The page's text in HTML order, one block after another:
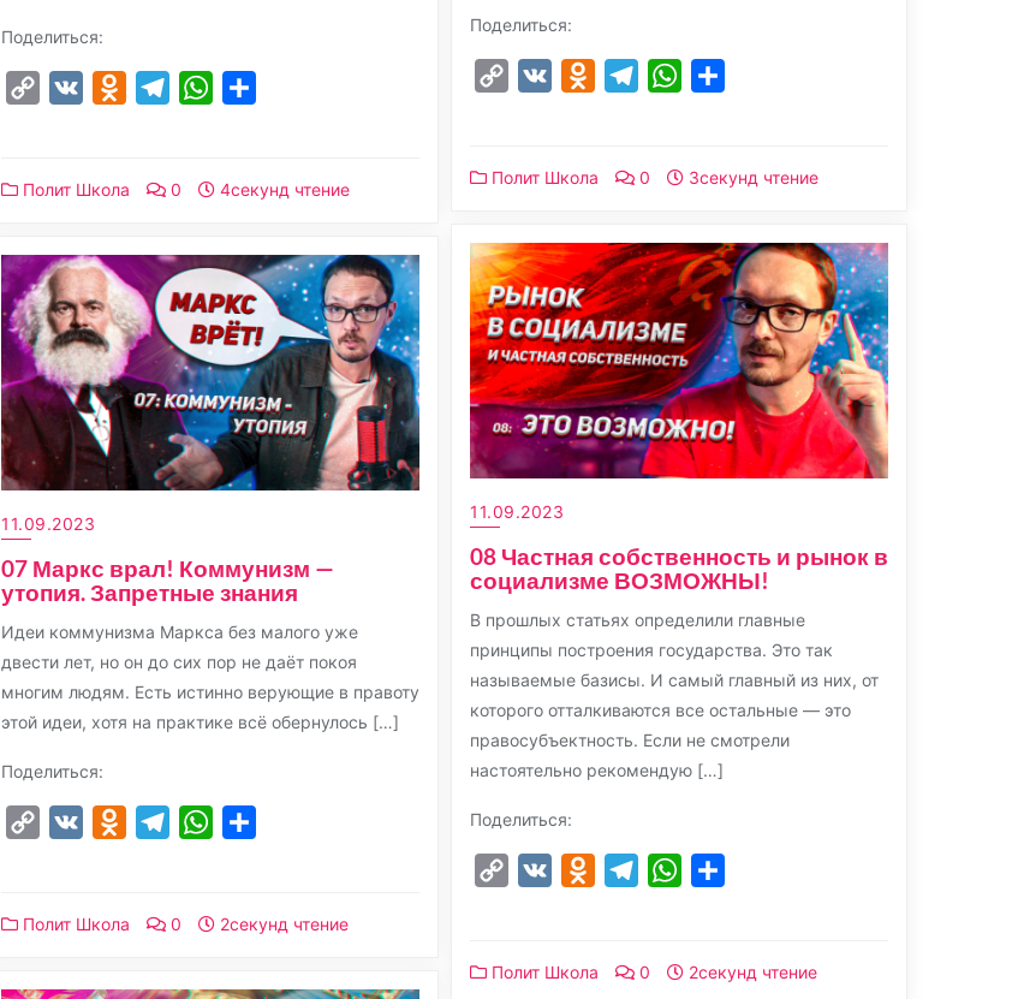
Поделиться:
Copy
VK Odnoklassniki
TelegramWhatsApp
Полит Школа 0 4секунд чтение
Поделиться:
Copy
VK Odnoklassniki
TelegramWhatsApp
Полит Школа 0 3секунд чтение
11.09.2023
08 Частная собственность и рынок в
социализме ВОЗМОЖНЫ!
В прошлых статьях определили главные
принципы построения государства. Это так
называемые базисы. И самый главный из них, от
которого отталкиваются все остальные — это
правосубъектность. Если не смотрели
настоятельно рекомендую […]
Поделиться:
Copy
VK Odnoklassniki
TelegramWhatsApp
Полит Школа 0 2секунд чтение
11.09.2023
07 Маркс врал! Коммунизм —
утопия. Запретные знания
Идеи коммунизма Маркса без малого уже
двести лет, но он до сих пор не даёт покоя
многим людям. Есть истинно верующие в правоту
этой идеи, хотя на практике всё обернулось […]
Поделиться:
Copy
VK Odnoklassniki
TelegramWhatsApp
Полит Школа 0 2секунд чтение